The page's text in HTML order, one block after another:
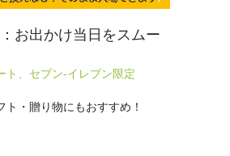
お出かけ当日をスムー
ト、セブン-イレブン限定
ト・贈り物にもおすすめ！